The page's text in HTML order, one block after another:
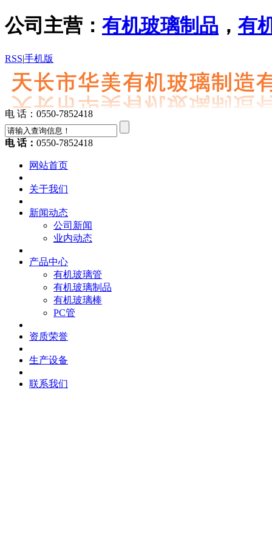
公司主营： 有机玻璃制品 ， 有
RSS|手机版
电 话：0550-7852418
电 话： 0550-7852418
网站首页
关于我们
新闻动态
公司新闻
业内动态
产品中心
有机玻璃管
有机玻璃制品
有机玻璃棒
PC管
资质荣誉
生产设备
联系我们